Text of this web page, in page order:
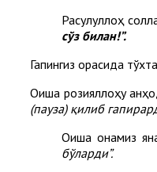
Расулуллоҳ
сўз билан!”.
Гапингиз орасида
Оиша розияллоҳу
(пауза) қилиб
Оиша онамиз
бўларди”.